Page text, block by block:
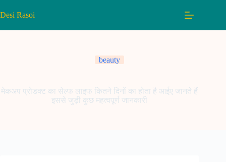
to
Desi Rasoi
beauty
मेकअप प्रोडक्ट का सेल्फ लाइफ कितने दिनों का होता है आईए जानते हैं
इससे जुड़ी कुछ महत्वपूर्ण जानकारी